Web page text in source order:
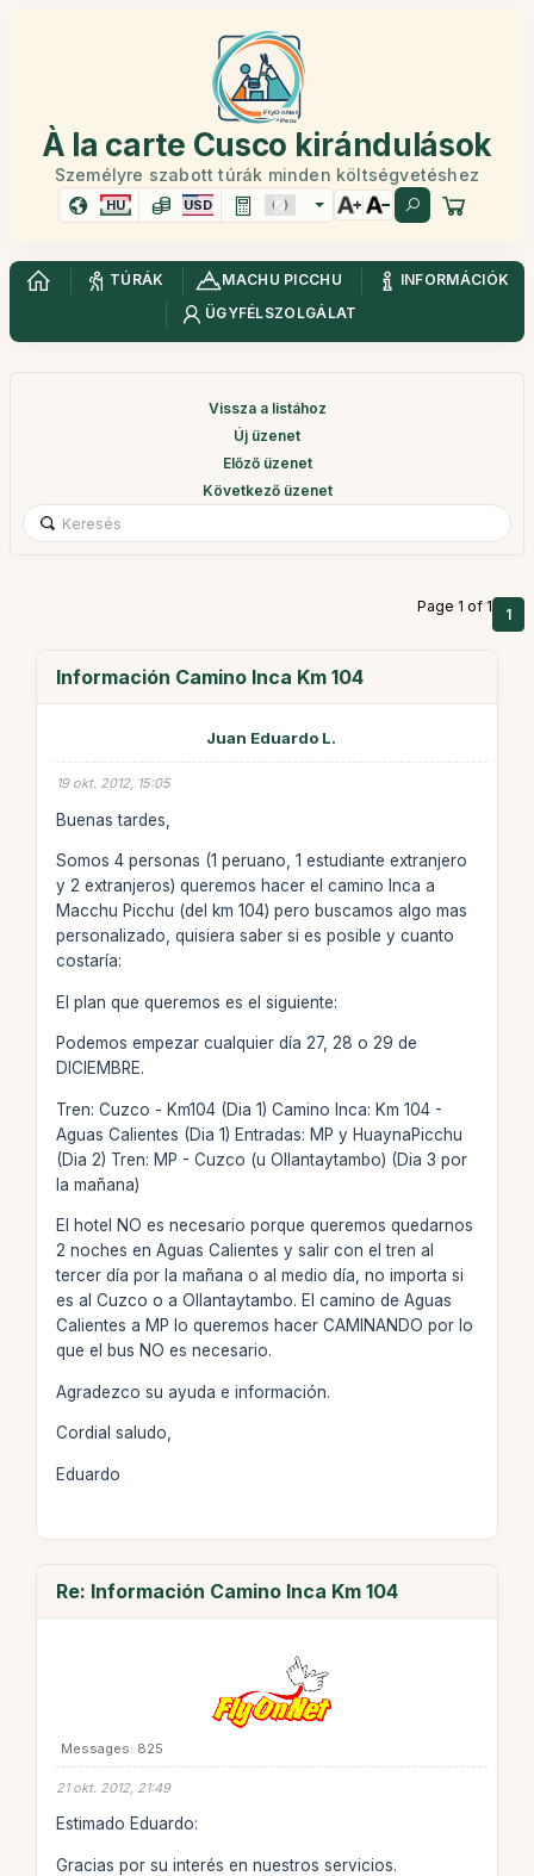
À la carte Cusco kirándulások
Személyre szabott túrák minden költségvetéshez
HU USD
TÚRÁK MACHU PICCHU
INFORMÁCIÓK
ÜGYFÉLSZOLGÁLAT
Vissza a listához
Új üzenet
Előző üzenet
Következő üzenet
Page 1 of 1 1
Información Camino Inca Km 104
Juan Eduardo L.
19 okt. 2012, 15:05
Buenas tardes,
Somos 4 personas (1 peruano, 1 estudiante extranjero
y 2 extranjeros) queremos hacer el camino Inca a
Macchu Picchu (del km 104) pero buscamos algo mas
personalizado, quisiera saber si es posible y cuanto
costaría:
El plan que queremos es el siguiente:
Podemos empezar cualquier día 27, 28 o 29 de
DICIEMBRE.
Tren: Cuzco - Km104 (Dia 1) Camino Inca: Km 104 -
Aguas Calientes (Dia 1) Entradas: MP y HuaynaPicchu
(Dia 2) Tren: MP - Cuzco (u Ollantaytambo) (Dia 3 por
la mañana)
El hotel NO es necesario porque queremos quedarnos
2 noches en Aguas Calientes y salir con el tren al
tercer día por la mañana o al medio día, no importa si
es al Cuzco o a Ollantaytambo. El camino de Aguas
Calientes a MP lo queremos hacer CAMINANDO por lo
que el bus NO es necesario.
Agradezco su ayuda e información.
Cordial saludo,
Eduardo
Re: Información Camino Inca Km 104
Messages: 825
21 okt. 2012, 21:49
Estimado Eduardo:
Gracias por su interés en nuestros servicios.